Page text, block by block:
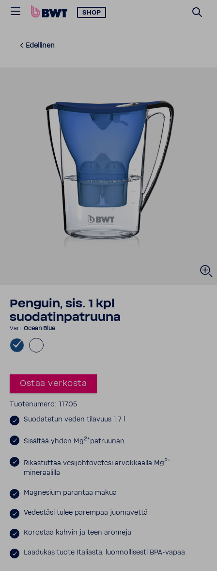
SHOP
Edellinen
Penguin, sis. 1 kpl
suodatinpatruuna
Väri: Ocean Blue
Ostaa verkosta
Tuotenumero: 11705
Suodatetun veden tilavuus 1,7 l
Sisältää yhden Mg2+patruunan
Rikastuttaa vesijohtovetesi arvokkaalla Mg2+
mineraalilla
Magnesium parantaa makua
Vedestäsi tulee parempaa juomavettä
Korostaa kahvin ja teen aromeja
Laadukas tuote Italiasta, luonnollisesti BPA-vapaa